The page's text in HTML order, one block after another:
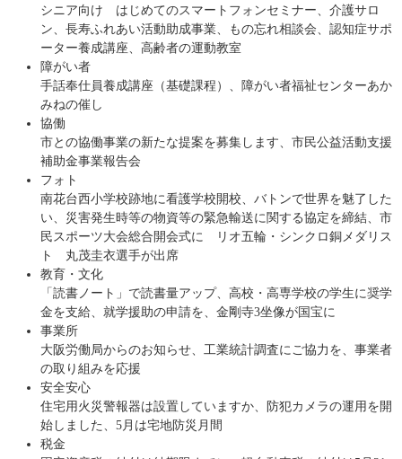
シニア向け はじめてのスマートフォンセミナー、介護サロ
ン、長寿ふれあい活動助成事業、もの忘れ相談会、認知症サポ
ーター養成講座、高齢者の運動教室
障がい者
手話奉仕員養成講座（基礎課程）、障がい者福祉センターあか
みねの催し
協働
市との協働事業の新たな提案を募集します、市民公益活動支援
補助金事業報告会
フォト
南花台西小学校跡地に看護学校開校、バトンで世界を魅了した
い、災害発生時等の物資等の緊急輸送に関する協定を締結、市
民スポーツ大会総合開会式に リオ五輪・シンクロ銅メダリス
ト 丸茂圭衣選手が出席
教育・文化
「読書ノート」で読書量アップ、高校・高専学校の学生に奨学
金を支給、就学援助の申請を、金剛寺3坐像が国宝に
事業所
大阪労働局からのお知らせ、工業統計調査にご協力を、事業者
の取り組みを応援
安全安心
住宅用火災警報器は設置していますか、防犯カメラの運用を開
始しました、5月は宅地防災月間
税金